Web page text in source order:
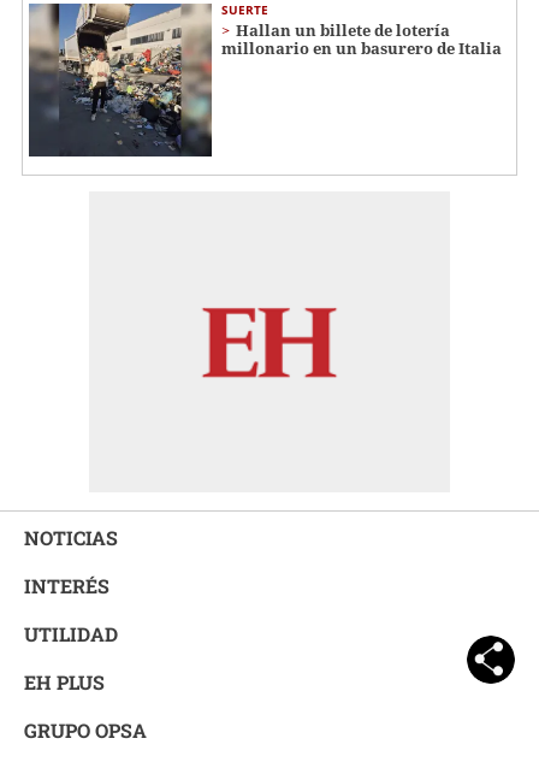
SUERTE
Hallan un billete de lotería
millonario en un basurero de Italia
NOTICIAS
INTERÉS
UTILIDAD
EH PLUS
GRUPO OPSA